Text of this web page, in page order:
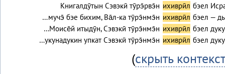
Книгалдӯтын Сэвэкӣ тӯрэ̄рвэ̄н ихиврӣл бэел
…мучэ̄ бэе бихим, Ва̄л-ка тӯрэ̄нмэ̄н ихиврӣл бэел —
…Моисе̄й итыдӯн, Сэвэкӣ тӯрэ̄нмэ̄н ихиврӣл бэел
…укунадукин упкат Сэвэкӣ тӯрэ̄нмэ̄н ихиврӣл бэел
(скрыть контекст